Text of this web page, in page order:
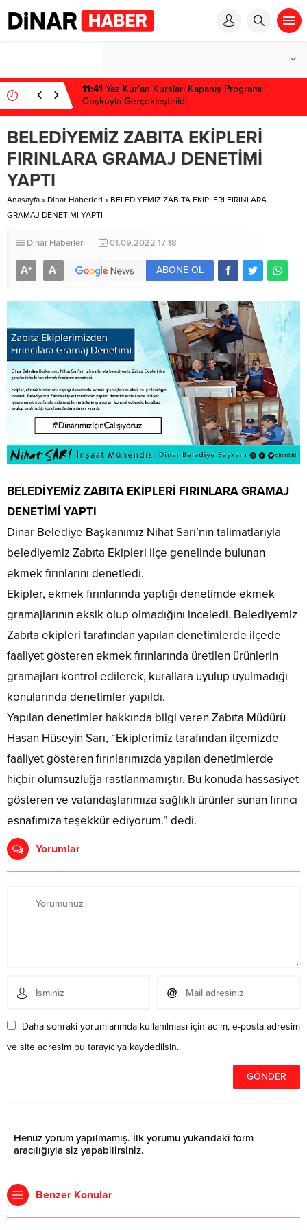
11:41 Yaz Kur’an Kursları Kapanış Programı
Coşkuyla Gerçekleştirildi
BELEDİYEMİZ ZABITA EKİPLERİ
FIRINLARA GRAMAJ DENETİMİ
YAPTI
Anasayfa » Dinar Haberleri » BELEDİYEMİZ ZABITA EKİPLERİ FIRINLARA
GRAMAJ DENETİMİ YAPTI
Dinar Haberleri 01.09.2022 17:18
A+ A- ABONE OL
BELEDİYEMİZ ZABITA EKİPLERİ FIRINLARA GRAMAJ
DENETİMİ YAPTI
Dinar Belediye Başkanımız Nihat Sarı’nın talimatlarıyla
belediyemiz Zabıta Ekipleri ilçe genelinde bulunan
ekmek fırınlarını denetledi.
Ekipler, ekmek fırınlarında yaptığı denetimde ekmek
gramajlarının eksik olup olmadığını inceledi. Belediyemiz
Zabıta ekipleri tarafından yapılan denetimlerde ilçede
faaliyet gösteren ekmek fırınlarında üretilen ürünlerin
gramajları kontrol edilerek, kurallara uyulup uyulmadığı
konularında denetimler yapıldı.
Yapılan denetimler hakkında bilgi veren Zabıta Müdürü
Hasan Hüseyin Sarı, “Ekiplerimiz tarafından ilçemizde
faaliyet gösteren fırınlarımızda yapılan denetimlerde
hiçbir olumsuzluğa rastlanmamıştır. Bu konuda hassasiyet
gösteren ve vatandaşlarımıza sağlıklı ürünler sunan fırıncı
esnafımıza teşekkür ediyorum.” dedi.
Yorumlar
Daha sonraki yorumlarımda kullanılması için adım, e-posta adresim
ve site adresim bu tarayıcıya kaydedilsin.
Henüz yorum yapılmamış. İlk yorumu yukarıdaki form
aracılığıyla siz yapabilirsiniz.
Benzer Konular